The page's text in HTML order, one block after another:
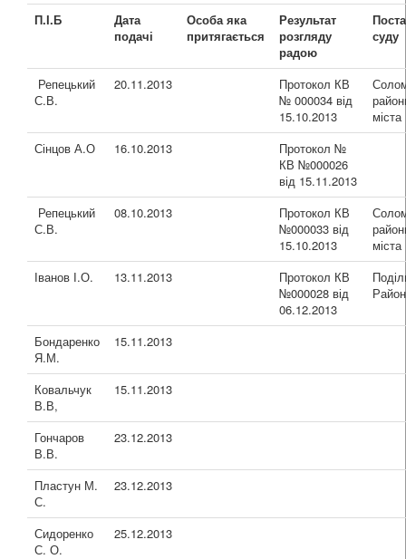
П.І.Б
Дата
подачі
Особа яка
притягається
Результат
розгляду
радою
суду
Репецький
С.В.
20.11.2013
Протокол КВ
№ 000034 від
15.10.2013
Сінцов А.О
16.10.2013
Протокол №
КВ №000026
від 15.11.2013
Репецький
С.В.
08.10.2013
Протокол КВ
№000033 від
15.10.2013
Іванов І.О.
13.11.2013
Протокол КВ
№000028 від
06.12.2013
Бондаренко
Я.М.
15.11.2013
Ковальчук
В.В,
15.11.2013
Гончаров
В.В.
23.12.2013
Пластун М.
С.
23.12.2013
Сидоренко
С. О.
25.12.2013